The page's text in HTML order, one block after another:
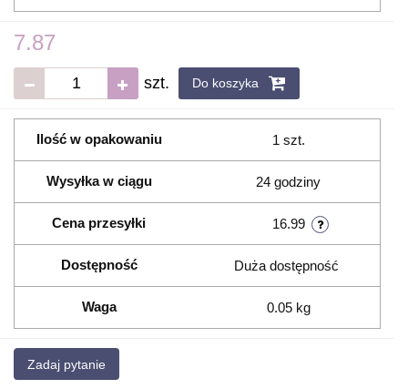
7.87
szt. Do koszyka
Ilość w opakowaniu 1 szt.
Wysyłka w ciągu 24 godziny
Cena przesyłki 16.99
Dostępność Duża dostępność
Waga 0.05 kg
Zadaj pytanie